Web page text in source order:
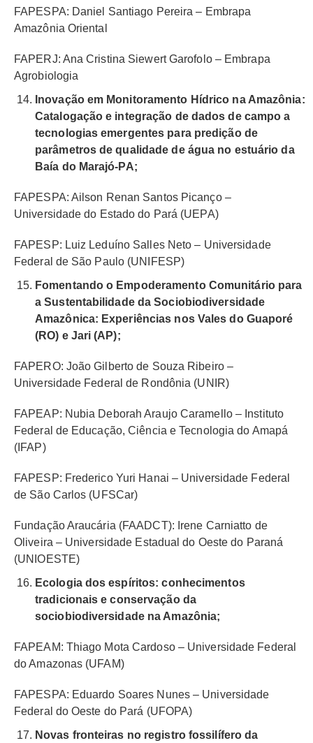
FAPESPA: Daniel Santiago Pereira – Embrapa
Amazônia Oriental
FAPERJ: Ana Cristina Siewert Garofolo – Embrapa
Agrobiologia
Inovação em Monitoramento Hídrico na Amazônia:
Catalogação e integração de dados de campo a
tecnologias emergentes para predição de
parâmetros de qualidade de água no estuário da
Baía do Marajó-PA;
FAPESPA: Ailson Renan Santos Picanço –
Universidade do Estado do Pará (UEPA)
FAPESP: Luiz Leduíno Salles Neto – Universidade
Federal de São Paulo (UNIFESP)
Fomentando o Empoderamento Comunitário para
a Sustentabilidade da Sociobiodiversidade
Amazônica: Experiências nos Vales do Guaporé
(RO) e Jari (AP);
FAPERO: João Gilberto de Souza Ribeiro –
Universidade Federal de Rondônia (UNIR)
FAPEAP: Nubia Deborah Araujo Caramello – Instituto
Federal de Educação, Ciência e Tecnologia do Amapá
(IFAP)
FAPESP: Frederico Yuri Hanai – Universidade Federal
de São Carlos (UFSCar)
Fundação Araucária (FAADCT): Irene Carniatto de
Oliveira – Universidade Estadual do Oeste do Paraná
(UNIOESTE)
Ecologia dos espíritos: conhecimentos
tradicionais e conservação da
sociobiodiversidade na Amazônia;
FAPEAM: Thiago Mota Cardoso – Universidade Federal
do Amazonas (UFAM)
FAPESPA: Eduardo Soares Nunes – Universidade
Federal do Oeste do Pará (UFOPA)
Novas fronteiras no registro fossilífero da